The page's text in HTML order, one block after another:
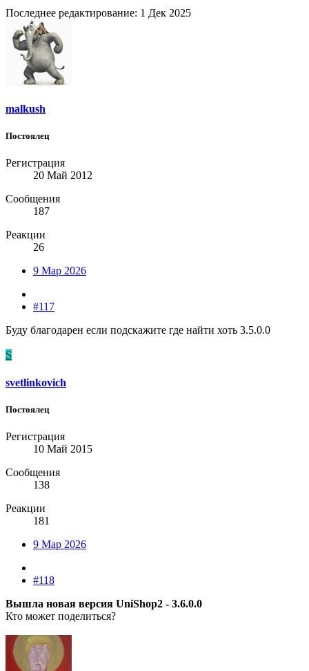
Последнее редактирование: 1 Дек 2025
malkush
Постоялец
Регистрация
20 Май 2012
Сообщения
187
Реакции
26
9 Мар 2026
#117
Буду благодарен если подскажите где найти хоть 3.5.0.0
S
svetlinkovich
Постоялец
Регистрация
10 Май 2015
Сообщения
138
Реакции
181
9 Мар 2026
#118
Вышла новая версия UniShop2 - 3.6.0.0
Кто может поделиться?